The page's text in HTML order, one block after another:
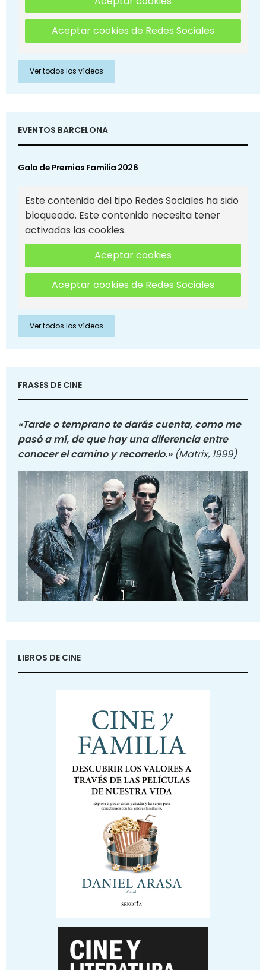
Aceptar cookies de Redes Sociales
Ver todos los vídeos
EVENTOS BARCELONA
Gala de Premios Familia 2026
Este contenido del tipo Redes Sociales ha sido
bloqueado. Este contenido necesita tener
activadas las cookies.
Aceptar cookies
Aceptar cookies de Redes Sociales
Ver todos los vídeos
FRASES DE CINE
«Tarde o temprano te darás cuenta, como me
pasó a mí, de que hay una diferencia entre
conocer el camino y recorrerlo.» (Matrix, 1999)
LIBROS DE CINE